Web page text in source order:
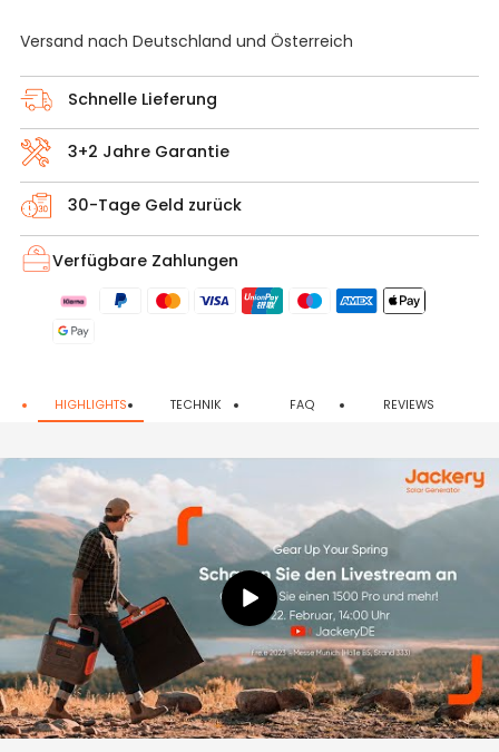
Versand nach Deutschland und Österreich
Schnelle Lieferung
3+2 Jahre Garantie
30-Tage Geld zurück
Verfügbare Zahlungen
HIGHLIGHTS TECHNIK FAQ REVIEWS